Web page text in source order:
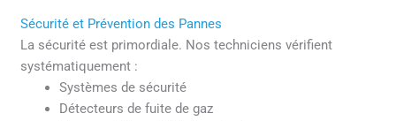
Sécurité et Prévention des Pannes
La sécurité est primordiale. Nos techniciens vérifient
systématiquement :
Systèmes de sécurité
Détecteurs de fuite de gaz